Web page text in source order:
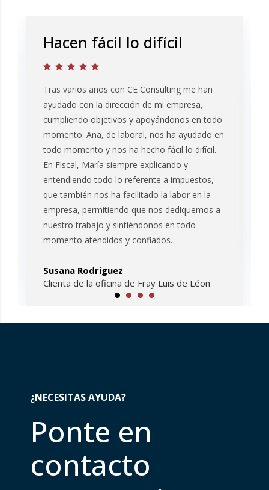
Hacen fácil lo difícil
Tras varios años con CE Consulting me han
ayudado con la dirección de mi empresa,
cumpliendo objetivos y apoyándonos en todo
momento. Ana, de laboral, nos ha ayudado en
todo momento y nos ha hecho fácil lo difícil.
En Fiscal, María siempre explicando y
entendiendo todo lo referente a impuestos,
que también nos ha facilitado la labor en la
empresa, permitiendo que nos dediquemos a
nuestro trabajo y sintiéndonos en todo
momento atendidos y confiados.
Susana Rodriguez
Clienta de la oficina de Fray Luis de Léon
¿NECESITAS AYUDA?
Ponte en
contacto